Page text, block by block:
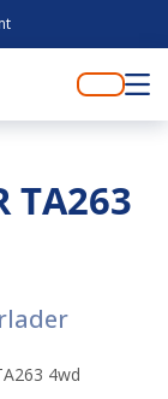
TA263
4wd